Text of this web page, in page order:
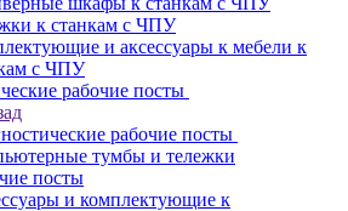
к станкам с ЧПУ
и аксессуары к мебели к
с ЧПУ
рабочие посты
рабочие посты
тумбы и тележки
посты
и комплектующие к